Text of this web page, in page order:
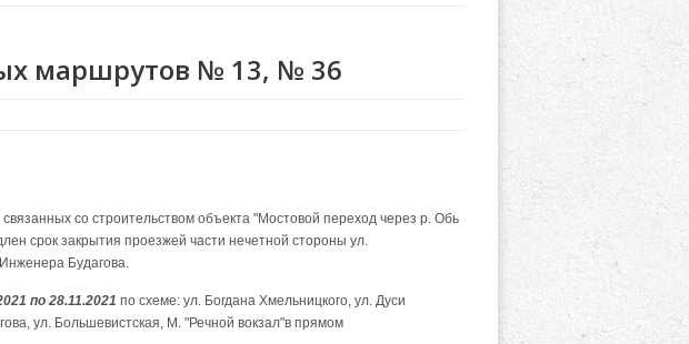
маршрутов № 13, № 36
со строительством объекта "Мостовой переход через р. Обь
срок закрытия проезжей части нечетной стороны ул.
Будагова.
по 28.11.2021 по схеме: ул. Богдана Хмельницкого, ул. Дуси
ул. Большевистская, М. "Речной вокзал"в прямом